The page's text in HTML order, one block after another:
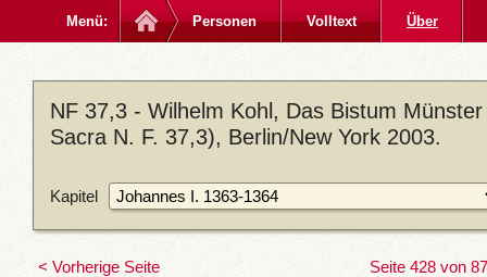
Menü: Personen Volltext Über
NF 37,3 - Wilhelm Kohl, Das Bistum
Sacra N. F. 37,3), Berlin/New York 2003.
Kapitel
< Vorherige Seite Seite 428 von